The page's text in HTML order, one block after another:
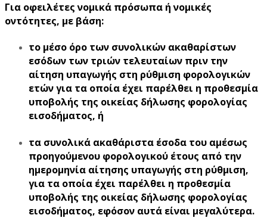
Για οφειλέτες νομικά πρόσωπα ή νομικές
οντότητες, με βάση:
το μέσο όρο των συνολικών ακαθαρίστων
εσόδων των τριών τελευταίων πριν την
αίτηση υπαγωγής στη ρύθμιση φορολογικών
ετών για τα οποία έχει παρέλθει η προθεσμία
υποβολής της οικείας δήλωσης φορολογίας
εισοδήματος, ή
τα συνολικά ακαθάριστα έσοδα του αμέσως
προηγούμενου φορολογικού έτους από την
ημερομηνία αίτησης υπαγωγής στη ρύθμιση,
για τα οποία έχει παρέλθει η προθεσμία
υποβολής της οικείας δήλωσης φορολογίας
εισοδήματος, εφόσον αυτά είναι μεγαλύτερα.